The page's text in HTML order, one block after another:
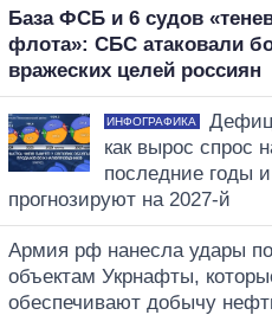
База ФСБ и 6 судов
флота»: СБС атаковали
вражеских целей россиян
ИНФОГРАФИКА
как вырос спрос
последние годы
прогнозируют на 2027-й
Армия рф нанесла удары
объектам Укрнафты,
обеспечивают добычу